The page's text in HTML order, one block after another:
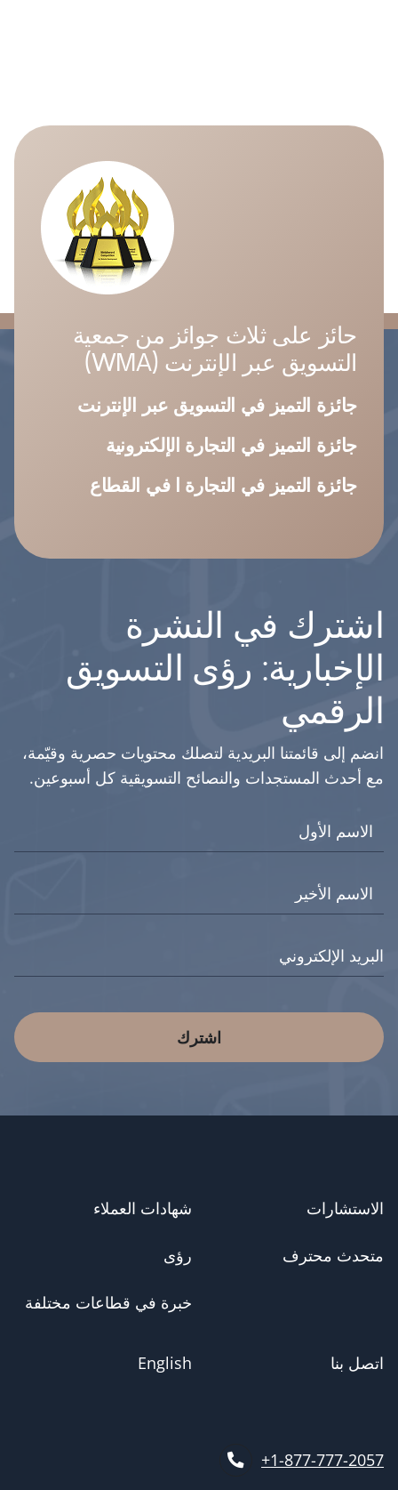
حائز على ثلاث جوائز من جمعية
التسويق عبر الإنترنت (WMA)
جائزة التميز في التسويق عبر الإنترنت
جائزة التميز في التجارة الإلكترونية
جائزة التميز في التجارة ا في القطاع
اشترك في النشرة
الإخبارية: رؤى التسويق
الرقمي
انضم إلى قائمتنا البريدية لتصلك محتويات حصرية وقيّمة،
مع أحدث المستجدات والنصائح التسويقية كل أسبوعين.
اشترك
الاستشارات
متحدث محترف
شهادات العملاء
رؤى
خبرة في قطاعات مختلفة
اتصل بنا English
1-877-777-2057+